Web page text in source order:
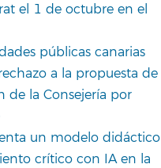
el 1 de octubre en el
públicas canarias
a la propuesta de
de la Consejería por
un modelo didáctico
crítico con IA en la